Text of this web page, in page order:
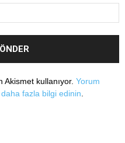
kullanıyor. Yorum
fazla bilgi edinin